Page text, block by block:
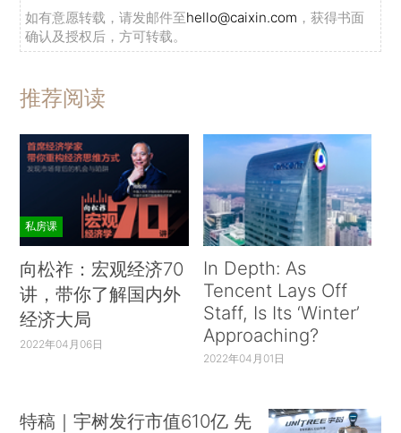
如有意愿转载，请发邮件至hello@caixin.com ，获得书面
确认及授权后，方可转载。
推荐阅读
私房课
向松祚：宏观经济70
讲，带你了解国内外
经济大局
2022年04月06日
In Depth: As
Tencent Lays Off
Staff, Is Its ‘Winter’
Approaching?
2022年04月01日
特稿｜宇树发行市值610亿 先